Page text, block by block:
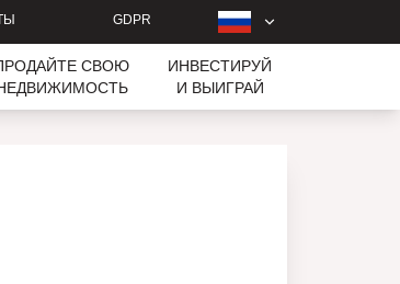
GDPR
СВОЮ
ИНВЕСТИРУЙ
И ВЫИГРАЙ